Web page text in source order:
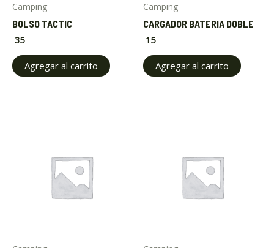
Camping
BOLSO TACTIC
35
Agregar al carrito
Camping
CARGADOR BATERIA DOBLE
15
Agregar al carrito